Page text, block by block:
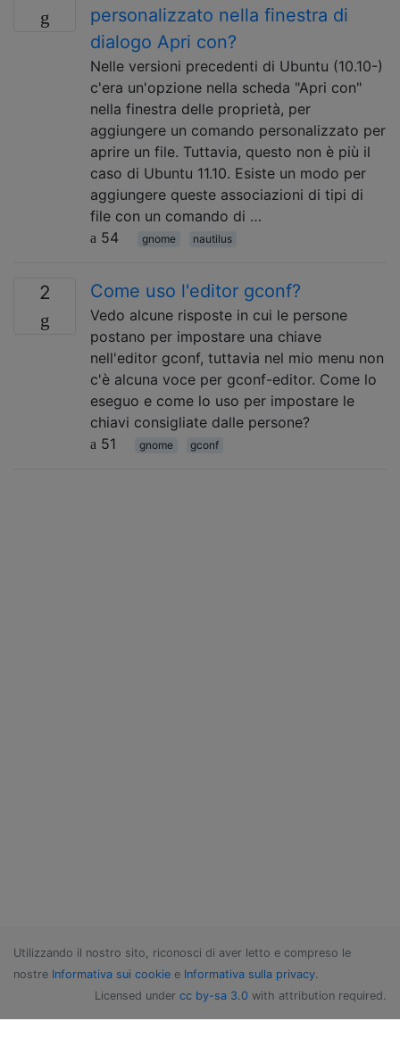
personalizzato nella finestra di
dialogo Apri con?
Nelle versioni precedenti di Ubuntu (10.10-)
c'era un'opzione nella scheda "Apri con"
nella finestra delle proprietà, per
aggiungere un comando personalizzato per
aprire un file. Tuttavia, questo non è più il
caso di Ubuntu 11.10. Esiste un modo per
aggiungere queste associazioni di tipi di
file con un comando di …
54
gnome nautilus
2 Come uso l'editor gconf?
Vedo alcune risposte in cui le persone
postano per impostare una chiave
nell'editor gconf, tuttavia nel mio menu non
c'è alcuna voce per gconf-editor. Come lo
eseguo e come lo uso per impostare le
chiavi consigliate dalle persone?
51
gnome gconf
Utilizzando il nostro sito, riconosci di aver letto e compreso le
nostre Informativa sui cookie e Informativa sulla privacy.
Licensed under cc by-sa 3.0 with attribution required.